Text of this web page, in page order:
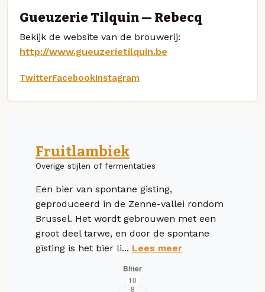
Gueuzerie Tilquin — Rebecq
Bekijk de website van de brouwerij:
http://www.gueuzerietilquin.be
TwitterFacebookInstagram
Fruitlambiek
Overige stijlen of fermentaties
Een bier van spontane gisting,
geproduceerd in de Zenne-vallei rondom
Brussel. Het wordt gebrouwen met een
groot deel tarwe, en door de spontane
gisting is het bier li... Lees meer